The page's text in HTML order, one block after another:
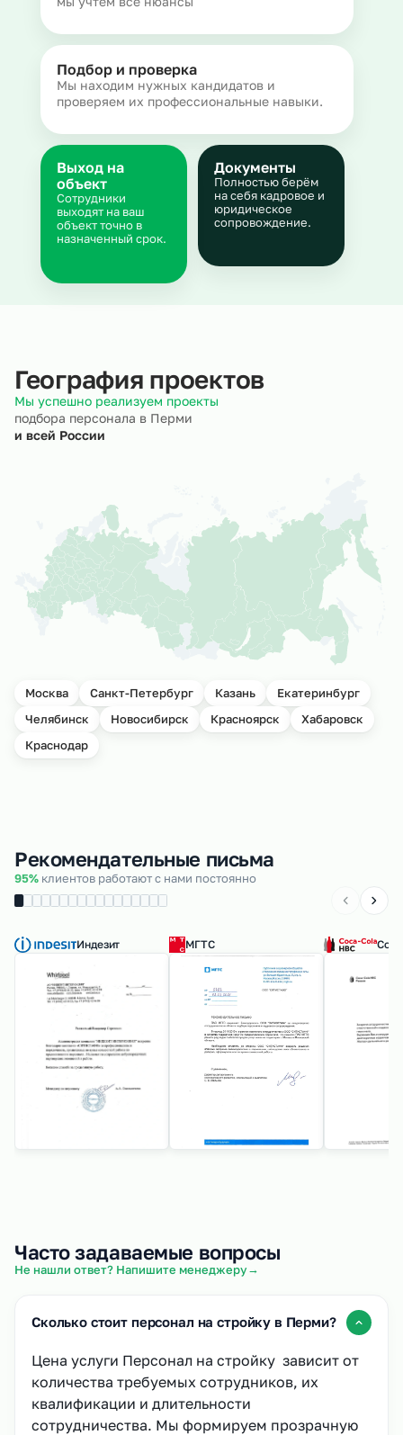
Подбор и проверка
Мы находим нужных кандидатов и
проверяем их профессиональные навыки.
Документы
Полностью берём
на себя кадровое и
юридическое
сопровождение.
Выход на
объект
Сотрудники
выходят на ваш
объект точно в
назначенный срок.
География проектов
Мы успешно реализуем проекты
подбора персонала в Перми
и всей России
Москва Санкт-Петербург Казань
Екатеринбург
Челябинск
Новосибирск Красноярск
Хабаровск
Краснодар
Рекомендательные письма
95% клиентов работают с нами постоянно
Индезит МГТС
Часто задаваемые вопросы
Не нашли ответ? Напишите менеджеру→
Сколько стоит персонал на стройку в Перми?
Цена услуги Персонал на стройку зависит от
количества требуемых сотрудников, их
квалификации и длительности
сотрудничества. Мы формируем прозрачную